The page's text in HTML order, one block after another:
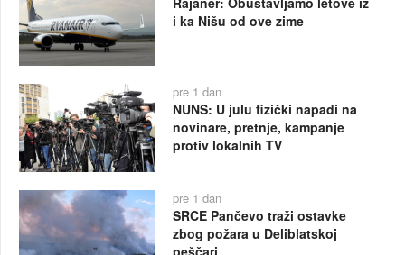
i ka Nišu od ove zime
pre 1 dan
NUNS: U julu fizički napadi na
novinare, pretnje, kampanje
protiv lokalnih TV
pre 1 dan
SRCE Pančevo traži ostavke
zbog požara u Deliblatskoj
peščari